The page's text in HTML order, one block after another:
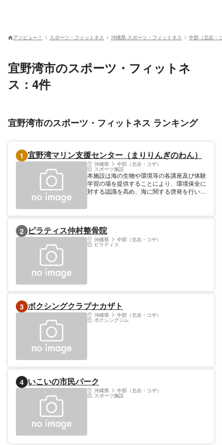
アソビュー！ スポーツ・フィットネス 沖縄県 スポーツ・フィットネス 中部（北谷・
宜野湾市のスポーツ・フィットネ
ス：4件
宜野湾市のスポーツ・フィットネス ランキング
1 宜野湾マリン支援センター（まりりんぎのわん）
沖縄県 中部（北谷・コザ）
スポーツ施設
本施設は海の生物や環境等の各講座及び体験
学習の場を提供することにより、環境保全に
対する認識を高め、海に関する啓発を行いま
2 ピラティス仲村整骨院
沖縄県 中部（北谷・コザ）
ピラティス
3 ボクシングクラブナカザト
沖縄県 中部（北谷・コザ）
ボクシングジム
4 いこいの市民パーク
沖縄県 中部（北谷・コザ）
スポーツ施設